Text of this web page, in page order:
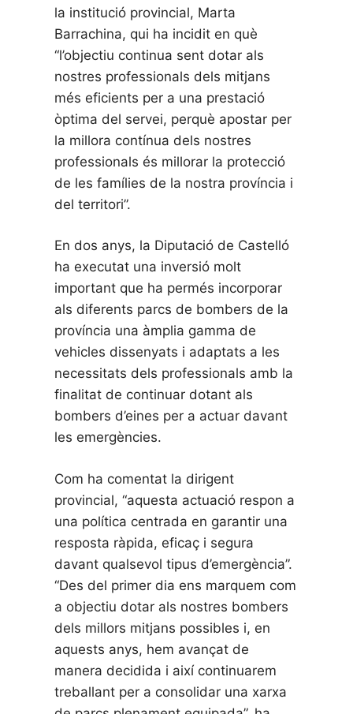
la institució provincial, Marta
Barrachina, qui ha incidit en què
“l’objectiu continua sent dotar als
nostres professionals dels mitjans
més eficients per a una prestació
òptima del servei, perquè apostar per
la millora contínua dels nostres
professionals és millorar la protecció
de les famílies de la nostra província i
del territori”.
En dos anys, la Diputació de Castelló
ha executat una inversió molt
important que ha permés incorporar
als diferents parcs de bombers de la
província una àmplia gamma de
vehicles dissenyats i adaptats a les
necessitats dels professionals amb la
finalitat de continuar dotant als
bombers d’eines per a actuar davant
les emergències.
Com ha comentat la dirigent
provincial, “aquesta actuació respon a
una política centrada en garantir una
resposta ràpida, eficaç i segura
davant qualsevol tipus d’emergència”.
“Des del primer dia ens marquem com
a objectiu dotar als nostres bombers
dels millors mitjans possibles i, en
aquests anys, hem avançat de
manera decidida i així continuarem
treballant per a consolidar una xarxa